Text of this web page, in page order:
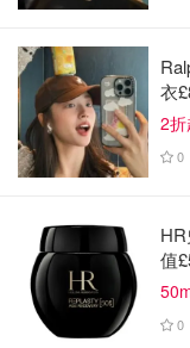
衣
2折
0
值
0